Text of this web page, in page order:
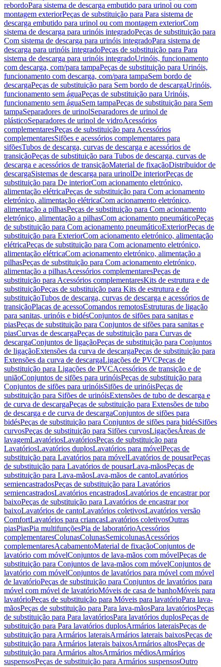
rebordoPara sistema de descarga embutido para urinol ou com
montagem exteriorPeças de substituição para Para sistema de
descarga embutido para urinol ou com montagem exteriorCom
sistema de descarga para urinóis integradoPeças de substituição para
Com sistema de descarga para urinóis integradoPara sistema de
descarga para urinóis integradoPeças de substituição para Para
sistema de descarga para urinóis integradoUrinóis, funcionamento
com descarga, com/para tampaPeças de substituição para Urinóis,
funcionamento com descarga, com/para tampaSem bordo de
descargaPeças de substituição para Sem bordo de descargaUrinóis,
funcionamento sem águaPeças de substituição para Urinóis,
funcionamento sem águaSem tampaPeças de substituição para Sem
tampaSeparadores de urinolSeparadores de urinol de
plásticoSeparadores de urinol de vidroAcessórios
complementaresPeças de substituição para Acessórios
complementaresSifões e acessórios complementares para
sifõesTubos de descarga, curvas de descarga e acessórios de
transiçãoPeças de substituição para Tubos de descarga, curvas de
descarga e acessórios de transiçãoMaterial de fixaçãoDistribuidor de
descargaSistemas de descarga para urinolDe interiorPeças de
substituição para De interiorCom acionamento eletrónico,
alimentação elétricaPeças de substituição para Com acionamento
eletrónico, alimentação elétricaCom acionamento eletrónico,
alimentação a pilhasPeças de substituição para Com acionamento
eletrónico, alimentação a pilhasCom acionamento pneumáticoPeças
de substituição para Com acionamento pneumáticoExteriorPeças de
substituição para ExteriorCom acionamento eletrónico, alimentação
elétricaPeças de substituição para Com acionamento eletrónico,
alimentação elétricaCom acionamento eletrónico, alimentação a
pilhasPeças de substituição para Com acionamento eletrónico,
alimentação a pilhasAcessórios complementaresPeças de
substituição para Acessórios complementaresKits de estrutura e de
substituiçãoPeças de substituição para Kits de estrutura e de
substituiçãoTubos de descarga, curvas de descarga e acessórios de
transiçãoPlacas de acessoComandos remotosEstruturas de ligação
para sanitas, urinóis e bidésConjuntos de sifões para sanitas e
piasPeças de substituição para Conjuntos de sifões para sanitas e
piasCurvas de descargaPeças de substituição para Curvas de
descargaConjuntos de ligaçãoPeças de substituição para Conjuntos
de ligaçãoExtensões da curva de descargaPeças de substituição para
Extensões da curva de descargaLigações de PVCPeças de
substituição para Ligações de PVCAcessórios de transição e de
uniãoConjuntos de sifões para urinóisPeças de substituição para
Conjuntos de sifões para urinóisSifões de urinóisPeças de
substituição para Sifões de urinóisExtensões de tubo de descarga e
de curva de descargaPeças de substituição para Extensões de tubo
de descarga e de curva de descargaConjuntos de sifões para
bidésPeças de substituição para Conjuntos de sifões para bidésSifões
curvosPeças de substituição para Sifões curvosLigaçõesÁreas de
lavagemLavatóriosLavatóriosPeças de substituição para
LavatóriosLavatórios duplosLavatórios para móvelPeças de
substituição para Lavatórios para móvelLavatórios de pousarPeças
de substituição para Lavatórios de pousarLava-mãosPeças de
substituição para Lava-mãosLava-mãos de cantoLavatórios
semiencastradosPeças de substituição para Lavatórios
semiencastradosLavatórios encastradosLavatórios de encastrar por
baixoPeças de substituição para Lavatórios de encastrar por
baixoLavatórios de cantoLavatórios coletivosLavatórios versão
ComfortLavatórios para criançasLavatórios coletivosOutras
piasPiasPia multifunçõesPia de laboratórioAcessórios
complementaresColunasColunasSemicolunasAcessórios
complementaresAcabamentoMaterial de fixaçãoConjuntos de
lavatório com móvelConjuntos de lava-mãos com móvelPeças de
substituição para Conjuntos de lava-mãos com móvelConjuntos de
lavatório com móvelConjuntos de lavatórios para móvel com móvel
de lavatórioPeças de substituição para Conjuntos de lavatórios para
móvel com móvel de lavatórioMóveis de casa de banhoMóveis para
lavatórioPeças de substituição para Móveis para lavatórioPara lava-
mãosPeças de substituição para Para lava-mãosPara lavatóriosPeças
de substituição para Para lavatóriosPara lavatórios duplosPeças de
substituição para Para lavatórios duplosArmários lateraisPeças de
substituição para Armários lateraisArmários laterais baixosPeças de
substituição para Armários laterais baixosArmários altosPeças de
substituição para Armários altosArmários médiosArmários
suspensosPeças de substituição para Armários suspensosOutro